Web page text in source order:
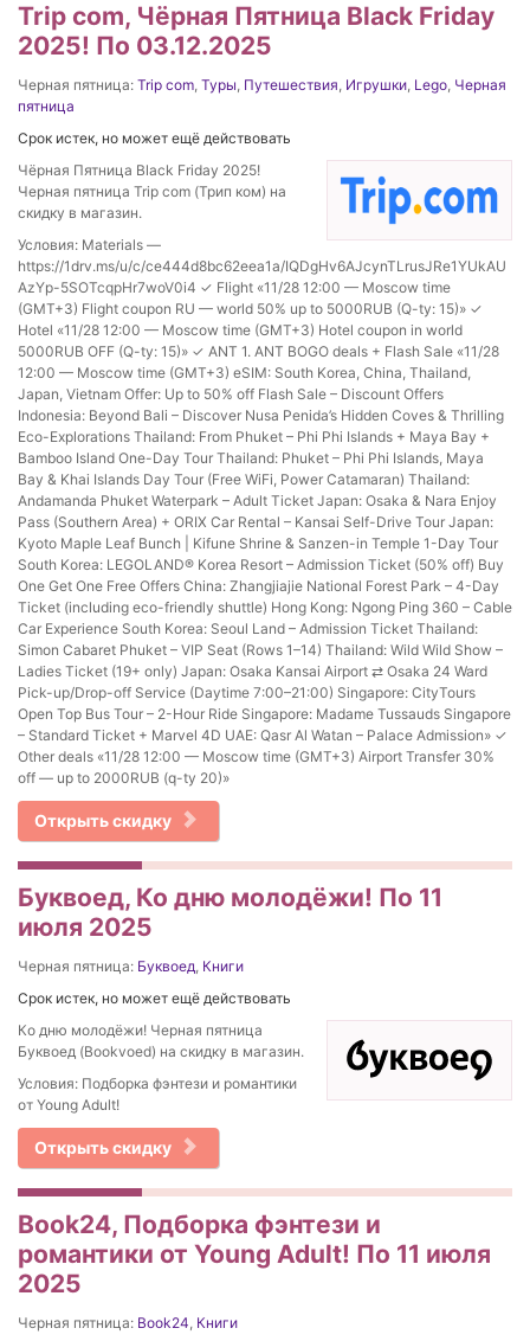
Trip com, Чёрная Пятница Black Friday
2025! По 03.12.2025
Черная пятница: Trip com, Туры, Путешествия, Игрушки, Lego, Черная
пятница
Срок истек, но может ещё действовать
Чёрная Пятница Black Friday 2025!
Черная пятница Trip com (Трип ком) на
скидку в магазин.
Условия: Materials —
https://1drv.ms/u/c/ce444d8bc62eea1a/IQDgHv6AJcynTLrusJRe1YUkAU
AzYp-5SOTcqpHr7woV0i4 ✓ Flight «11/28 12:00 — Moscow time
(GMT+3) Flight coupon RU — world 50% up to 5000RUB (Q-ty: 15)» ✓
Hotel «11/28 12:00 — Moscow time (GMT+3) Hotel coupon in world
5000RUB OFF (Q-ty: 15)» ✓ ANT 1. ANT BOGO deals + Flash Sale «11/28
12:00 — Moscow time (GMT+3) eSIM: South Korea, China, Thailand,
Japan, Vietnam Offer: Up to 50% off Flash Sale – Discount Offers
Indonesia: Beyond Bali – Discover Nusa Penida’s Hidden Coves & Thrilling
Eco-Explorations Thailand: From Phuket – Phi Phi Islands + Maya Bay +
Bamboo Island One-Day Tour Thailand: Phuket – Phi Phi Islands, Maya
Bay & Khai Islands Day Tour (Free WiFi, Power Catamaran) Thailand:
Andamanda Phuket Waterpark – Adult Ticket Japan: Osaka & Nara Enjoy
Pass (Southern Area) + ORIX Car Rental – Kansai Self-Drive Tour Japan:
Kyoto Maple Leaf Bunch | Kifune Shrine & Sanzen-in Temple 1-Day Tour
South Korea: LEGOLAND® Korea Resort – Admission Ticket (50% off) Buy
One Get One Free Offers China: Zhangjiajie National Forest Park – 4-Day
Ticket (including eco-friendly shuttle) Hong Kong: Ngong Ping 360 – Cable
Car Experience South Korea: Seoul Land – Admission Ticket Thailand:
Simon Cabaret Phuket – VIP Seat (Rows 1–14) Thailand: Wild Wild Show –
Ladies Ticket (19+ only) Japan: Osaka Kansai Airport ⇄ Osaka 24 Ward
Pick-up/Drop-off Service (Daytime 7:00–21:00) Singapore: CityTours
Open Top Bus Tour – 2-Hour Ride Singapore: Madame Tussauds Singapore
– Standard Ticket + Marvel 4D UAE: Qasr Al Watan – Palace Admission» ✓
Other deals «11/28 12:00 — Moscow time (GMT+3) Airport Transfer 30%
off — up to 2000RUB (q-ty 20)»
Открыть скидку
Буквоед, Ко дню молодёжи! По 11
июля 2025
Черная пятница: Буквоед, Книги
Срок истек, но может ещё действовать
Ко дню молодёжи! Черная пятница
Буквоед (Bookvoed) на скидку в магазин.
Условия: Подборка фэнтези и романтики
от Young Adult!
Открыть скидку
Book24, Подборка фэнтези и
романтики от Young Adult! По 11 июля
2025
Черная пятница: Book24, Книги